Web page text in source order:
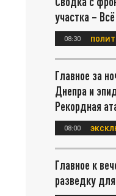
участка –
08:30
Главное за
Днепра и
Рекордная
08:00
Главное к
разведку